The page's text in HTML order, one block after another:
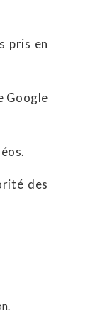
pris en
Google
des